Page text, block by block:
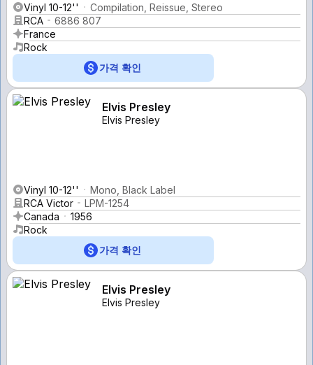
Vinyl 10-12''
Compilation, Reissue, Stereo
RCA
6886 807
France
Rock
가격 확인
Elvis Presley
Elvis Presley
Vinyl 10-12''
Mono, Black Label
RCA Victor
LPM-1254
Canada
1956
Rock
가격 확인
Elvis Presley
Elvis Presley